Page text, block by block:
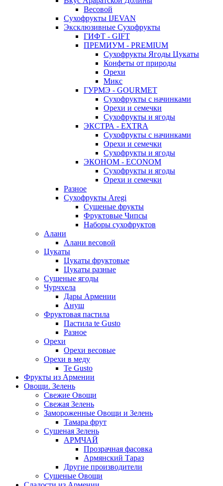
Весовой
Сухофрукты IJEVAN
Эксклюзивные Сухофрукты
ГИФТ - GIFT
ПРЕМИУМ - PREMIUM
Сухофрукты Ягоды Цукаты
Конфеты от природы
Орехи
Микс
ГУРМЭ - GOURMET
Сухофрукты с начинками
Орехи и семечки
Сухофрукты и ягоды
ЭКСТРА - EXTRA
Сухофрукты с начинками
Орехи и семечки
Сухофрукты и ягоды
ЭКОНОМ - ECONOM
Сухофрукты и ягоды
Орехи и семечки
Разное
Сухофрукты Aregi
Сушеные фрукты
Фруктовые Чипсы
Наборы сухофруктов
Алани
Алани весовой
Цукаты
Цукаты фруктовые
Цукаты разные
Сушеные ягоды
Чурчхела
Дары Армении
Ануш
Фруктовая пастила
Пастила te Gusto
Разное
Орехи
Орехи весовые
Орехи в меду
Te Gusto
Фрукты из Армении
Овощи. Зелень
Свежие Овощи
Свежая Зелень
Замороженные Овощи и Зелень
Тамара фрут
Сушеная Зелень
АРМЧАЙ
Прозрачная фасовка
Армянский Тараз
Другие производители
Сушеные Овощи